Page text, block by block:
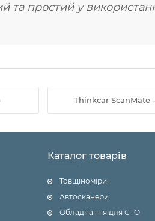
та простий у
Thinkcar ScanMate
Каталог товарів
Товщіноміри
Автосканери
Обладнання для СТО